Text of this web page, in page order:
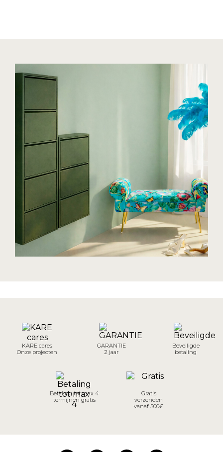
KARE cares
Onze projecten
GARANTIE
2 jaar
Beveiligde
betaling
Betaling tot max 4
termijnen gratis
Gratis
verzenden
vanaf 500€